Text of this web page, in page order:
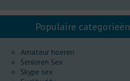
Populaire categorieën
Amateur hoeren
Senioren Sex
Skype sex